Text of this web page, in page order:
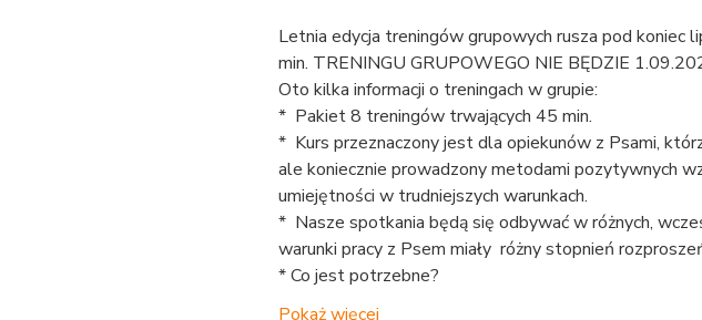
Letnia edycja treningów grupowych rusza pod koniec
min. TRENINGU GRUPOWEGO NIE BĘDZIE
Oto kilka informacji o treningach w grupie:
*  Pakiet 8 treningów trwających 45 min.
*  Kurs przeznaczony jest dla opiekunów z Psami,
ale koniecznie prowadzony metodami pozytywnych
umiejętności w trudniejszych warunkach.
*  Nasze spotkania będą się odbywać w różnych,
warunki pracy z Psem miały  różny stopnień
* Co jest potrzebne?
Pokaż więcej